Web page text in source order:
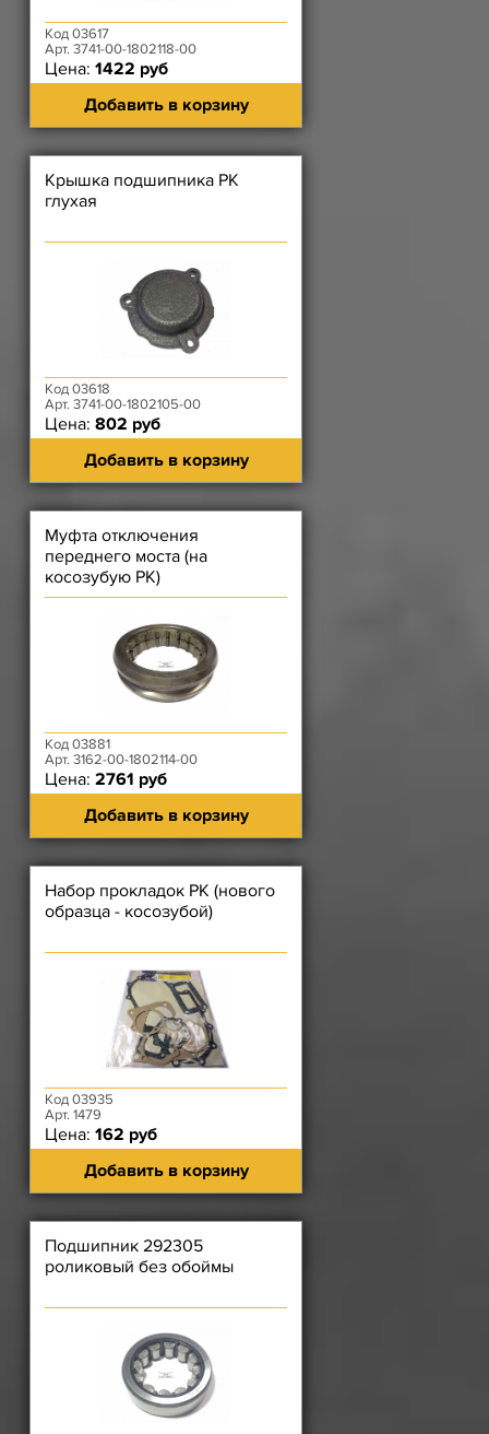
Код 03617
Арт. 3741-00-1802118-00
Цена: 1422 руб
Добавить в корзину
Крышка подшипника РК
глухая
Код 03618
Арт. 3741-00-1802105-00
Цена: 802 руб
Добавить в корзину
Муфта отключения
переднего моста (на
косозубую РК)
Код 03881
Арт. 3162-00-1802114-00
Цена: 2761 руб
Добавить в корзину
Набор прокладок РК (нового
образца - косозубой)
Код 03935
Арт. 1479
Цена: 162 руб
Добавить в корзину
Подшипник 292305
роликовый без обоймы